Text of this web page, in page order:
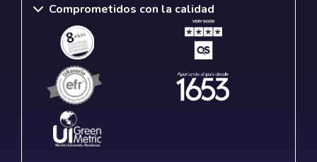
Comprometidos con la calidad